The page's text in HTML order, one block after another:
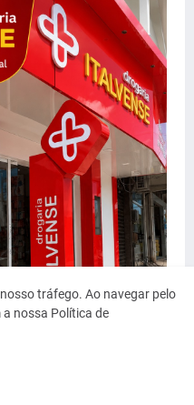
tráfego. Ao navegar pelo
nossa Política de